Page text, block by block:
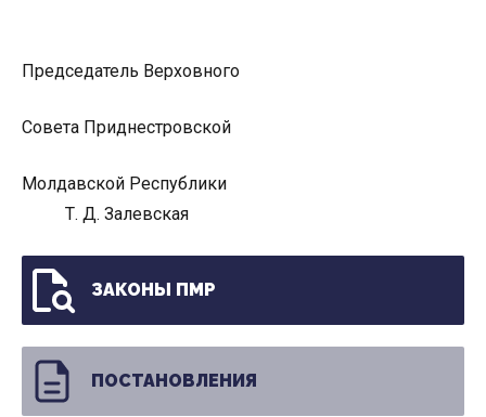
Председатель Верховного
Совета Приднестровской
Молдавской Республики
Т. Д. Залевская
ЗАКОНЫ ПМР
ПОСТАНОВЛЕНИЯ